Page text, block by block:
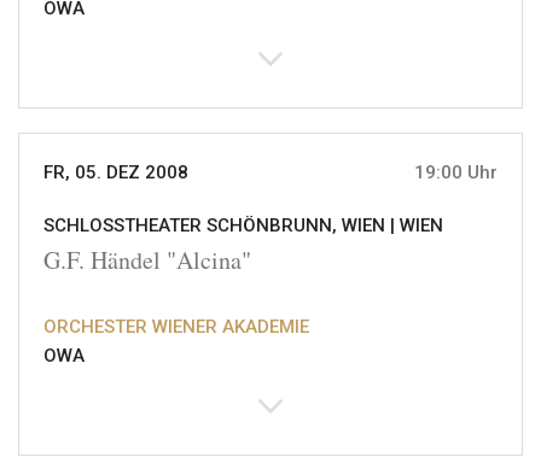
OWA
FR, 05. DEZ 2008 19:00 Uhr
SCHLOSSTHEATER SCHÖNBRUNN, WIEN | WIEN
G.F. Händel "Alcina"
ORCHESTER WIENER AKADEMIE
OWA